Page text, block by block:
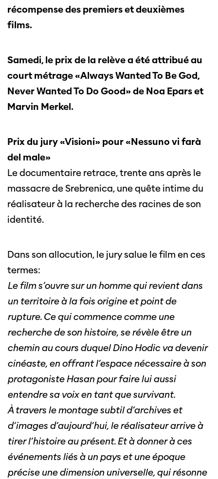
récompense des premiers et deuxièmes
films.
Samedi, le prix de la relève a été attribué au
court métrage «Always Wanted To Be God,
Never Wanted To Do Good» de Noa Epars et
Marvin Merkel.
Prix du jury «Visioni» pour «Nessuno vi farà
del male»
Le documentaire retrace, trente ans après le
massacre de Srebrenica, une quête intime du
réalisateur à la recherche des racines de son
identité.
Dans son allocution, le jury salue le film en ces
termes:
Le film s’ouvre sur un homme qui revient dans
un territoire à la fois origine et point de
rupture. Ce qui commence comme une
recherche de son histoire, se révèle être un
chemin au cours duquel Dino Hodic va devenir
cinéaste, en offrant l’espace nécessaire à son
protagoniste Hasan pour faire lui aussi
entendre sa voix en tant que survivant.
À travers le montage subtil d’archives et
d’images d’aujourd’hui, le réalisateur arrive à
tirer l’histoire au présent. Et à donner à ces
événements liés à un pays et une époque
précise une dimension universelle, qui résonne